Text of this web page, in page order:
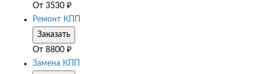
От 3530 ₽
Ремонт КПП
Заказать
От 8800 ₽
Замена КПП